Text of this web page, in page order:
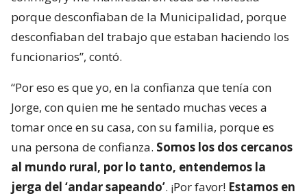
porque desconfiaban de la Municipalidad, porque
desconfiaban del trabajo que estaban haciendo los
funcionarios”, contó.
“Por eso es que yo, en la confianza que tenía con
Jorge, con quien me he sentado muchas veces a
tomar once en su casa, con su familia, porque es
una persona de confianza. Somos los dos cercanos
al mundo rural, por lo tanto, entendemos la
jerga del ‘andar sapeando’. ¡Por favor! Estamos en